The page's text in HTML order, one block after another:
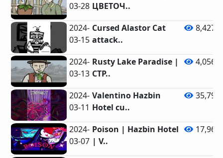
03-28 ЦВЕТОЧ..
2024-
03-15
Cursed Alastor Cat
attack..
8,427
2024-
03-13
Rusty Lake Paradise |
СТР..
4,056
2024-
03-11
Valentino Hazbin
Hotel cu..
35,796
2024-
03-07
Poison | Hazbin Hotel
| V..
17,964